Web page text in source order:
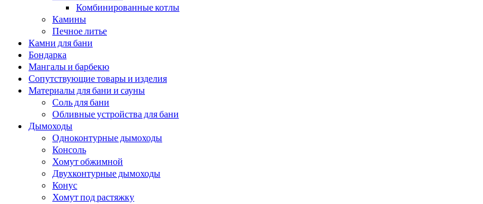
Комбинированные котлы
Камины
Печное литье
Камни для бани
Бондарка
Мангалы и барбекю
Сопутствующие товары и изделия
Материалы для бани и сауны
Соль для бани
Обливные устройства для бани
Дымоходы
Одноконтурные дымоходы
Консоль
Хомут обжимной
Двухконтурные дымоходы
Конус
Хомут под растяжку